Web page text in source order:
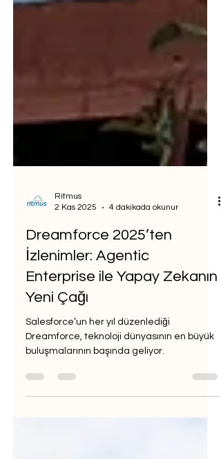
2 Kas 2025
4 dakikada okunur
Dreamforce 2025’ten
İzlenimler: Agentic
Enterprise ile Yapay Zekanın
Yeni Çağı
Salesforce’un her yıl düzenlediği
Dreamforce, teknoloji dünyasının en büyük
buluşmalarının başında geliyor.